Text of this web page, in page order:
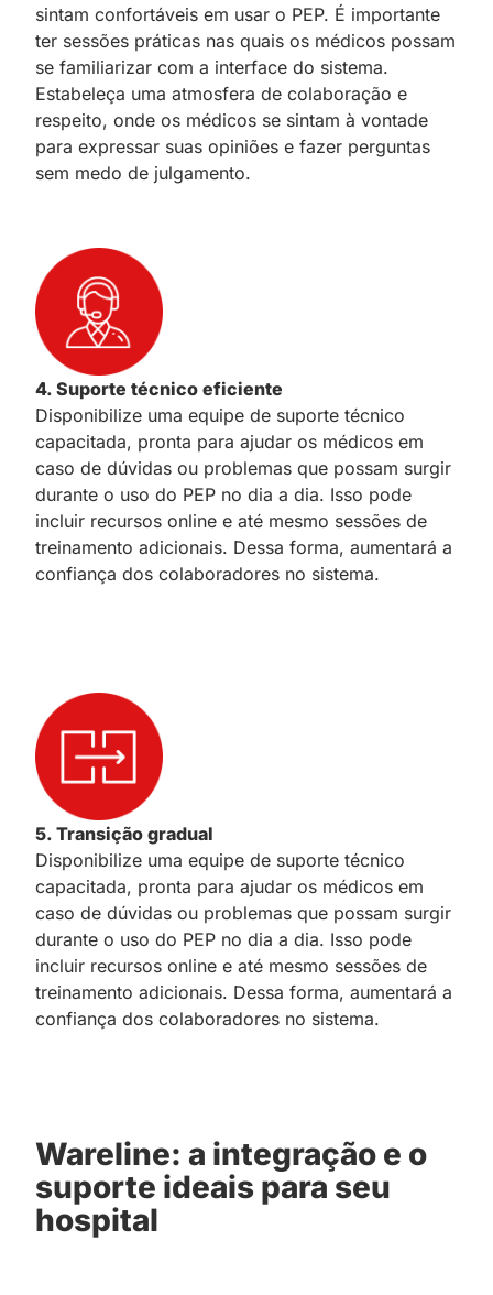
sintam confortáveis em usar o PEP. É importante
ter sessões práticas nas quais os médicos possam
se familiarizar com a interface do sistema.
Estabeleça uma atmosfera de colaboração e
respeito, onde os médicos se sintam à vontade
para expressar suas opiniões e fazer perguntas
sem medo de julgamento.
4. Suporte técnico eficiente
Disponibilize uma equipe de suporte técnico
capacitada, pronta para ajudar os médicos em
caso de dúvidas ou problemas que possam surgir
durante o uso do PEP no dia a dia. Isso pode
incluir recursos online e até mesmo sessões de
treinamento adicionais. Dessa forma, aumentará a
confiança dos colaboradores no sistema.
5. Transição gradual
Disponibilize uma equipe de suporte técnico
capacitada, pronta para ajudar os médicos em
caso de dúvidas ou problemas que possam surgir
durante o uso do PEP no dia a dia. Isso pode
incluir recursos online e até mesmo sessões de
treinamento adicionais. Dessa forma, aumentará a
confiança dos colaboradores no sistema.
Wareline: a integração e o
suporte ideais para seu
hospital